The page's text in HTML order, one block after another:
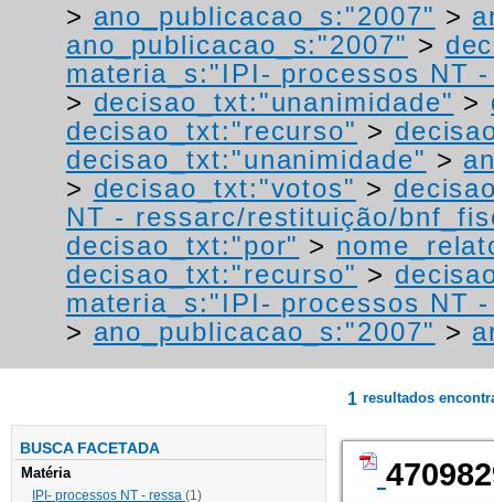
> ano_publicacao_s:"2007" >
ano_publicacao_s:"2007" >
materia_s:"IPI- processos NT
> decisao_txt:"unanimidade" >
decisao_txt:"recurso" >
decisao_txt:"unanimidade" >
> decisao_txt:"votos" >
NT - ressarc/restituição/
decisao_txt:"por" >
decisao_txt:"recurso" >
materia_s:"IPI- processos NT
> ano_publicacao_s:"2007" >
BUSCA FACETADA
Matéria
IPI- processos NT - ressa (1)
1 resultados